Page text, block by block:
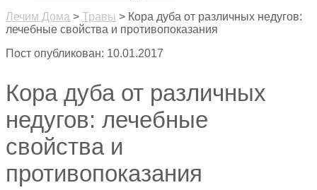
Лечим Дома > Травы > Кора дуба от различных недугов:
лечебные свойства и противопоказания
Пост опубликован: 10.01.2017
Кора дуба от различных
недугов: лечебные
свойства и
противопоказания